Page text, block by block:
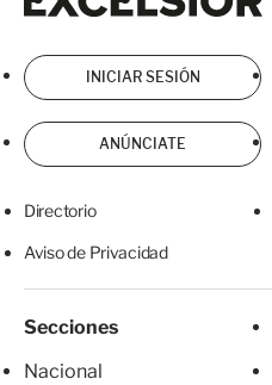
INICIAR SESIÓN
ANÚNCIATE
Directorio
Aviso de Privacidad
Secciones
Nacional